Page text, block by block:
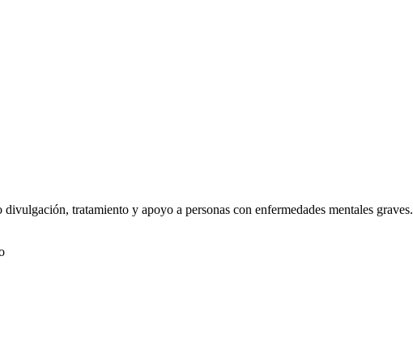
tratamiento y apoyo a personas con enfermedades mentales graves.